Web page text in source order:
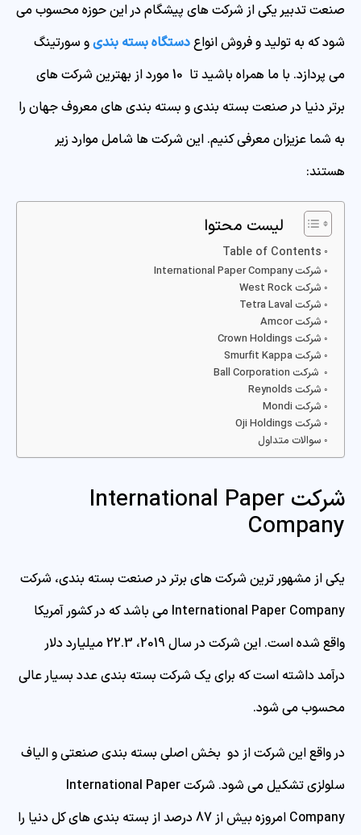
صنعت تدبیر یکی از شرکت های پیشگام در این حوزه محسوب می
شود که به تولید و فروشانواعدستگاه بسته بندیو سورتینگ
می پردازد. با ما همراه باشید تا 10 مورد از بهترین شرکت های
برتر دنیا در صنعت بسته بندی و بسته بندی های معروف جهان را
به شما عزیزان معرفی کنیم. این شرکت ها شامل موارد زیر
هستند:
لیست محتوا
Table of Contents
شرکت International Paper Company
شرکت West Rock
شرکت Tetra Laval
شرکت Amcor
شرکت Crown Holdings
شرکت Smurfit Kappa
شرکت Ball Corporation
شرکت Reynolds
شرکت Mondi
شرکت Oji Holdings
سوالات متداول
شرکت International Paper
Company
یکی از مشهور ترین شرکت های برتر در صنعت بسته بندی، شرکت
International Paper Company می باشد که در کشور آمریکا
واقع شده است. این شرکت در سال 2019، 22.3 میلیارد دلار
درآمد داشته است که برای یک شرکت بسته بندی عدد بسیار عالی
محسوب می شود.
در واقع این شرکت از دو بخش اصلی بسته بندی صنعتی و الیاف
سلولزی تشکیل می شود. شرکت International Paper
Company امروزه بیش از 87 درصد از بسته بندی های کل دنیا را